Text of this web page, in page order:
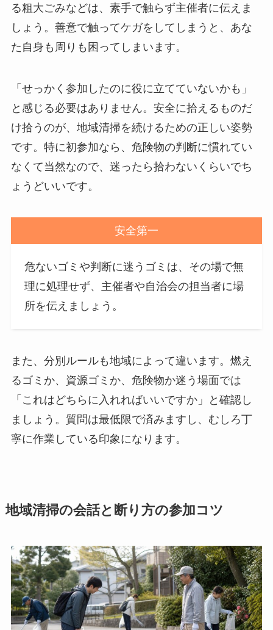
る粗大ごみなどは、素手で触らず主催者に伝えま
しょう。善意で触ってケガをしてしまうと、あな
た自身も周りも困ってしまいます。
「せっかく参加したのに役に立てていないかも」
と感じる必要はありません。安全に拾えるものだ
け拾うのが、地域清掃を続けるための正しい姿勢
です。特に初参加なら、危険物の判断に慣れてい
なくて当然なので、迷ったら拾わないくらいでち
ょうどいいです。
安全第一
危ないゴミや判断に迷うゴミは、その場で無
理に処理せず、主催者や自治会の担当者に場
所を伝えましょう。
また、分別ルールも地域によって違います。燃え
るゴミか、資源ゴミか、危険物か迷う場面では
「これはどちらに入れればいいですか」と確認し
ましょう。質問は最低限で済みますし、むしろ丁
寧に作業している印象になります。
地域清掃の会話と断り方の参加コツ